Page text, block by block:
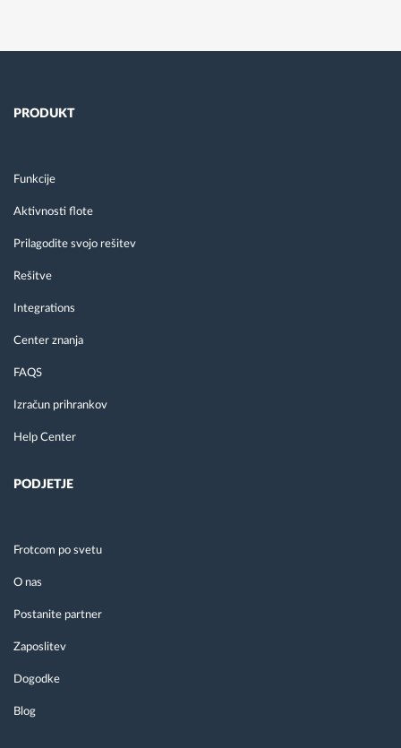
PRODUKT
Funkcije
Aktivnosti flote
Prilagodite svojo rešitev
Rešitve
Integrations
Center znanja
FAQS
Izračun prihrankov
Help Center
PODJETJE
Frotcom po svetu
O nas
Postanite partner
Zaposlitev
Dogodke
Blog